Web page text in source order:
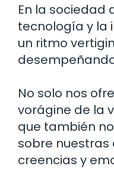
En la sociedad
tecnología y la
un ritmo
No solo nos
vorágine de la
que también
sobre nuestras
creencias y